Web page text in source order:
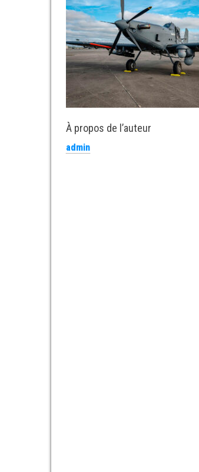
À propos de l’auteur
admin